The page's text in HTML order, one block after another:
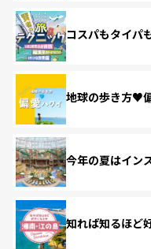
コスパもタイパ
地球の歩き方♥
今年の夏はイン
知れば知るほど